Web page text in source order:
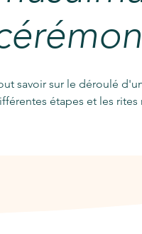
savoir sur le déroulé
étapes et les rites